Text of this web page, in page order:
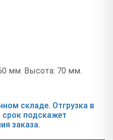
мм. Высота: 70 мм.
складе. Отгрузка в
срок подскажет
заказа.